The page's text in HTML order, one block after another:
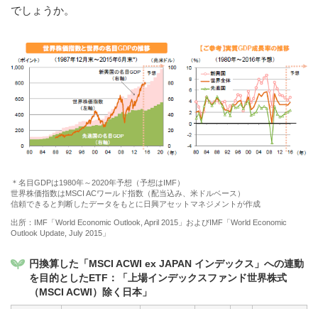
でしょうか。
＊名目GDPは1980年～2020年予想（予想はIMF）
世界株価指数はMSCI ACワールド指数（配当込み、米ドルベース）
信頼できると判断したデータをもとに日興アセットマネジメントが作成
出所：IMF「World Economic Outlook, April 2015」およびIMF「World Economic
Outlook Update, July 2015」
円換算した「MSCI ACWI ex JAPAN インデックス」への連動
を目的としたETF：「上場インデックスファンド世界株式
（MSCI ACWI）除く日本」